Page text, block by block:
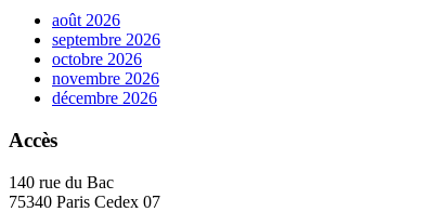
août 2026
septembre 2026
octobre 2026
novembre 2026
décembre 2026
Accès
140 rue du Bac
75340 Paris Cedex 07